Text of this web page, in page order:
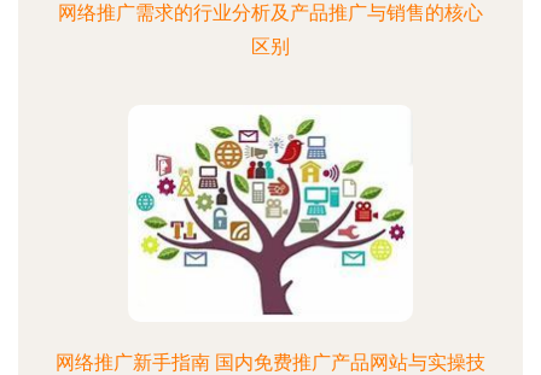
网络推广需求的行业分析及产品推广与销售的核心
区别
网络推广新手指南 国内免费推广产品网站与实操技